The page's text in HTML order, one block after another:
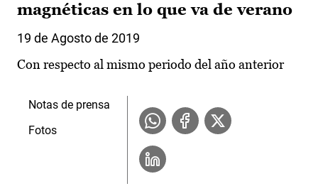
magnéticas en lo que va de verano
19 de Agosto de 2019
Con respecto al mismo periodo del año anterior
Notas de prensa
Fotos